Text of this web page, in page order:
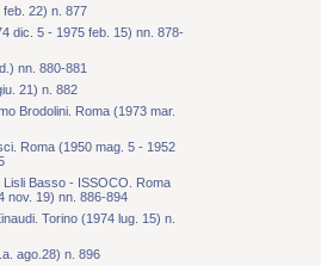
feb. 22) n. 877
dic. 5 - 1975 feb. 15) nn. 878-
nn. 880-881
21) n. 882
Brodolini. Roma (1973 mar.
Roma (1950 mag. 5 - 1952
Lisli Basso - ISSOCO. Roma
nov. 19) nn. 886-894
Torino (1974 lug. 15) n.
ago.28) n. 896